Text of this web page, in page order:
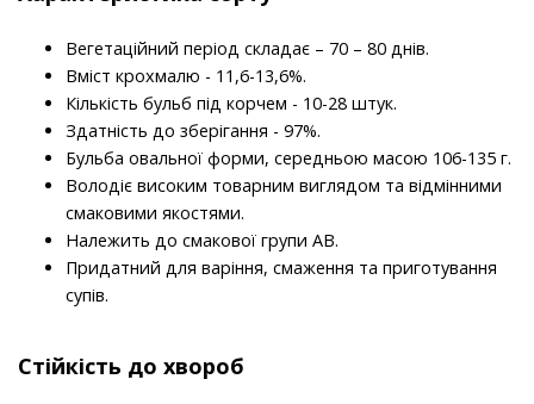
Вегетаційний період складає – 70 – 80 днів.
Вміст крохмалю - 11,6-13,6%.
Кількість бульб під корчем - 10-28 штук.
Здатність до зберігання - 97%.
Бульба овальної форми, середньою масою 106-135 г.
Володіє високим товарним виглядом та відмінними
смаковими якостями.
Належить до смакової групи АВ.
Придатний для варіння, смаження та приготування
супів.
Стійкість до хвороб